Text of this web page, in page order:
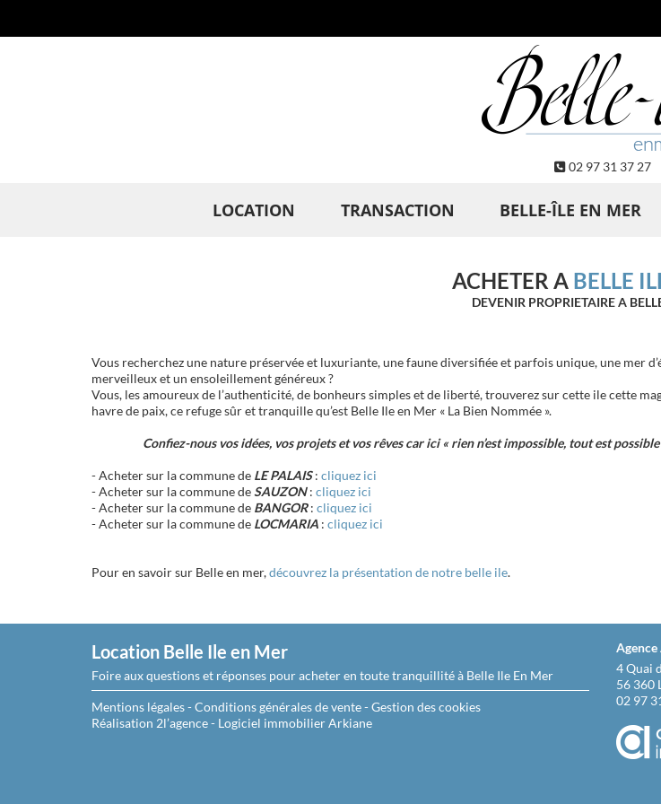
02 97 31 37 27
LOCATION TRANSACTION BELLE-ÎLE EN MER
ACHETER A BELLE
DEVENIR PROPRIETAIRE A
Vous recherchez une nature préservée et luxuriante, une faune diversifiée et parfois unique, une mer
merveilleux et un ensoleillement généreux ?
Vous, les amoureux de l’authenticité, de bonheurs simples et de liberté, trouverez sur cette ile cette
havre de paix, ce refuge sûr et tranquille qu’est Belle Ile en Mer « La Bien Nommée ».
Confiez-nous vos idées, vos projets et vos rêves car ici « rien n’est impossible, tout est
- Acheter sur la commune de LE PALAIS : cliquez ici
- Acheter sur la commune deSAUZON : cliquez ici
- Acheter sur la commune de BANGOR : cliquez ici
- Acheter sur la commune de LOCMARIA : cliquez ici
Pour en savoirsur Belle en mer,découvrez la présentation de notre belle ile.
Location Belle Ile en Mer
Foire aux questions et réponses pour acheter en toute tranquillité à Belle Ile En Mer
Mentions légales-Conditions générales de vente-Gestion des cookies
Réalisation 2l’agence- Logiciel immobilier Arkiane
4 Quai
56 360
02 97